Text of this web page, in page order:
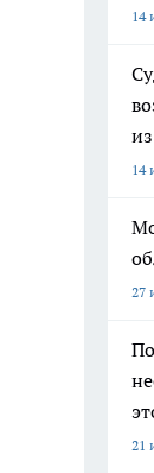
14
14
27
21